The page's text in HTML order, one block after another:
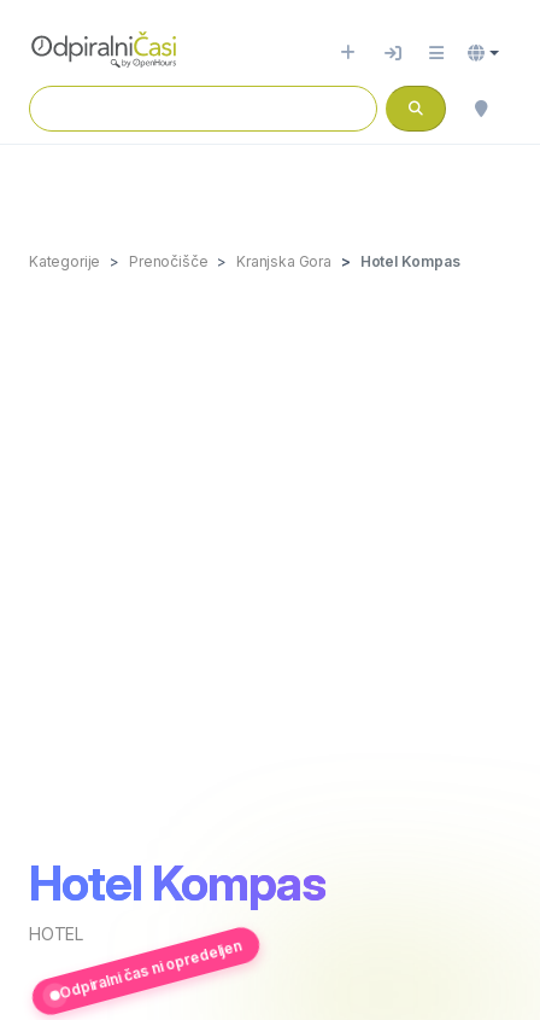
Kategorije Prenočišče Kranjska Gora Hotel Kompas
Hotel Kompas
HOTEL
Odpiralni čas ni opredeljen